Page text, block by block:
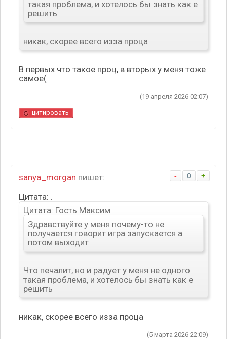
такая проблема, и хотелось бы знать как е
решить
никак, скорее всего изза проца
В первых что такое проц, в вторых у меня тоже
самое(
(19 апреля 2026 02:07)
цитировать
- 0 +
sanya_morgan пишет:
Цитата: .
Цитата: Гость Максим
Здравствуйте у меня почему-то не
получается говорит игра запускается а
потом выходит
Что печалит, но и радует у меня не одного
такая проблема, и хотелось бы знать как е
решить
никак, скорее всего изза проца
(5 марта 2026 22:09)